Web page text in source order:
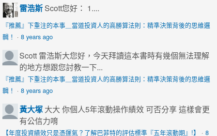
雷浩斯 Scott您好： 1....
『推薦』下重注的本事＿當道投資人的高勝算法則：精準決策背後的思維邏
輯！ · 8 years ago
Scott 雷浩斯大您好，今天拜讀這本書時有幾個無法理解
的地方想跟您討教一下...
『推薦』下重注的本事＿當道投資人的高勝算法則：精準決策背後的思維邏
輯！ · 8 years ago
黃大塚 大大 你個人5年滾動操作績效 可否分享 這樣會更
有公信力唷
【年度投資績效只是憑運氣？了解巴菲特的評估標準『五年滾動期』!】 · 8